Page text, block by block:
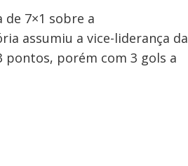
7×1 sobre a
assumiu a vice-liderança da
pontos, porém com 3 gols a